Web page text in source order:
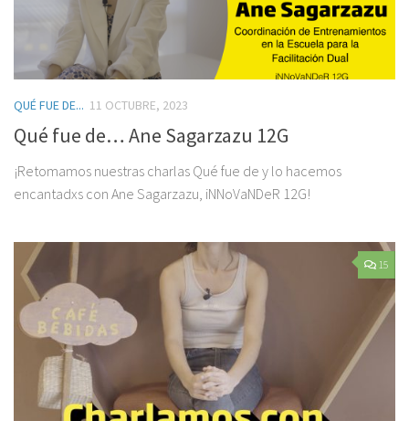
QUÉ FUE DE... 11 OCTUBRE, 2023
Qué fue de… Ane Sagarzazu 12G
¡Retomamos nuestras charlas Qué fue de y lo hacemos
encantadxs con Ane Sagarzazu, iNNoVaNDeR 12G!
15